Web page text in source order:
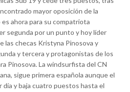
mayor oposición de la
ahora para su compatriota
segunda por un punto y hoy líder
las checas Kristyna Pinosova y
y tercera y protagonistas de los
Pinosova. La windsurfista del CN
sigue primera española aunque el
día y baja cuatro puestos hasta el